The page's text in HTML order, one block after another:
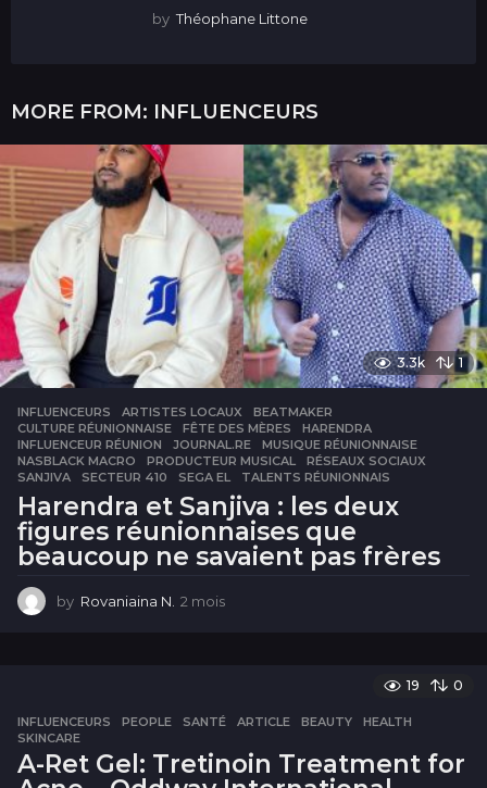
by Théophane Littone
MORE FROM: INFLUENCEURS
3.3k 1
INFLUENCEURS ARTISTES LOCAUX ,BEATMAKER
CULTURE RÉUNIONNAISE
,FÊTE DES MÈRES ,HARENDRA
INFLUENCEUR RÉUNION
,JOURNAL.RE ,MUSIQUE RÉUNIONNAISE
NASBLACK MACRO
,PRODUCTEUR MUSICAL ,RÉSEAUX SOCIAUX
SANJIVA
,SECTEUR 410 ,SEGA EL ,TALENTS RÉUNIONNAIS
Harendra et Sanjiva : les deux
figures réunionnaises que
beaucoup ne savaient pas frères
by Rovaniaina N. 2 mois
19 0
INFLUENCEURS ,PEOPLE ,SANTÉ ARTICLE ,BEAUTY ,HEALTH
SKINCARE
A-Ret Gel: Tretinoin Treatment for